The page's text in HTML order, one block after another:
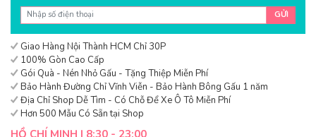
GỬI
Giao Hàng Nội Thành HCM Chỉ 30P
100% Gòn Cao Cấp
Gói Quà - Nén Nhỏ Gấu - Tặng Thiệp Miễn Phí
Bảo Hành Đường Chỉ Vĩnh Viễn - Bảo Hành Bông Gấu 1 năm
Địa Chỉ Shop Dễ Tìm - Có Chỗ Để Xe Ô Tô Miễn Phí
Hơn 500 Mẫu Có Sẵn tại Shop
HỒ CHÍ MINH | 8:30 - 23:00